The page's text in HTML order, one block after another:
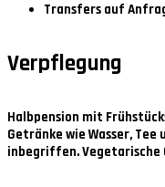
Transfers auf
Verpflegung
Halbpension mit
Getränke wie Wasser,
inbegriffen. Vegetarische